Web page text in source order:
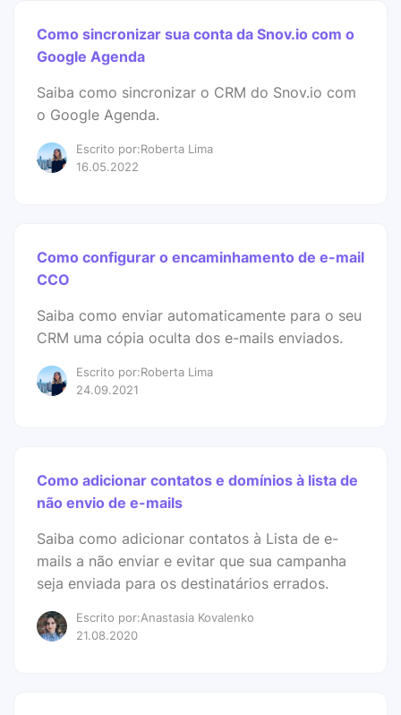
Como sincronizar sua conta da Snov.io com o
Google Agenda
Saiba como sincronizar o CRM do Snov.io com
o Google Agenda.
Escrito por:Roberta Lima
16.05.2022
Como configurar o encaminhamento de e-mail
CCO
Saiba como enviar automaticamente para o seu
CRM uma cópia oculta dos e-mails enviados.
Escrito por:Roberta Lima
24.09.2021
Como adicionar contatos e domínios à lista de
não envio de e-mails
Saiba como adicionar contatos à Lista de e-
mails a não enviar e evitar que sua campanha
seja enviada para os destinatários errados.
Escrito por:Anastasia Kovalenko
21.08.2020